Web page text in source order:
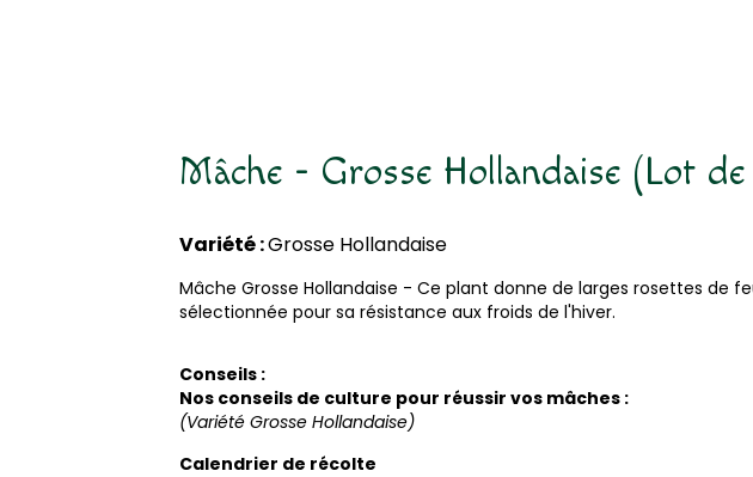
Mâche - Grosse Hollandaise (Lot
Variété :Grosse Hollandaise
Mâche Grosse Hollandaise - Ce plant donne de larges rosettes de
sélectionnée pour sa résistance aux froids de l'hiver.
Conseils :
Nos conseils de culture pour réussir vos mâches :
(Variété Grosse Hollandaise)
Calendrier de récolte